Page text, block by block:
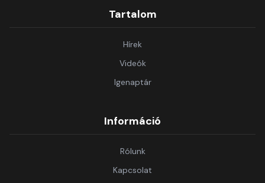
Tartalom
Hírek
Videók
Igenaptár
Információ
Rólunk
Kapcsolat